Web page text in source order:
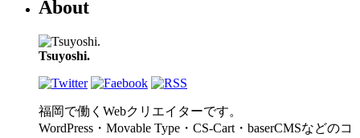
About
Tsuyoshi.
福岡で働くWebクリエイターです。
WordPress・Movable Type・CS-Cart・baserCMSなどのコ